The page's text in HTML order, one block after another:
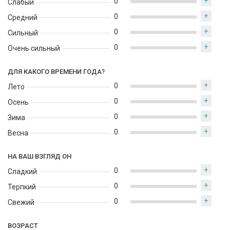
Слабый
Средний
Сильный
Очень сильный
0 +
0 +
0 +
ДЛЯ КАКОГО ВРЕМЕНИ ГОДА?
Лето
Осень
Зима
Весна
0 +
0 +
0 +
0 +
НА ВАШ ВЗГЛЯД ОН
Сладкий
Терпкий
Свежий
0 +
0 +
0 +
ВОЗРАСТ